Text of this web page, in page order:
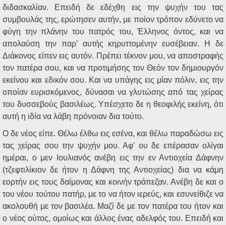
διδασκαλίαν. Επειδή δε εδέχθη εις την ψυχήν του τας
συμβουλάς της, ερώτησεν αυτήν, με ποίον τρόπον εδύνετο να
φύγη την πλάνην του πατρός του, Έλληνος όντος, και να
απολαύση την παρ’ αυτής κηρυττομένην ευσέβειαν. Η δε
Διάκονος είπεν εις αυτόν. Πρέπει τέκνον μου, να αποστραφής
τον πατέρα σου, και να προτιμήσης τον Θεόν τον δημιουργόν
εκείνου και εδικόν σου. Και να υπάγης εις μίαν πόλιν, εις την
οποίαν ευρισκόμενος, δύνασαι να γλυτώσης από τας χείρας
του δυσσεβούς βασιλέως. Υπέσχετο δε η θεοφιλής εκείνη, ότι
αυτή η ιδία να λάβη πρόνοιαν δια τούτο.
Ο δε νέος είπε. Θέλω έλθω εις εσένα, και θέλω παραδώσω εις
τας χείρας σου την ψυχήν μου. Αφ’ ου δε επέρασαν ολίγαι
ημέραι, ο μεν Ιουλιανός ανέβη εις την εν Αντιοχεία Δάφνην
(τζεφτιλίκιον δε ήτον η Δάφνη της Αντιοχείας) δια να κάμη
εορτήν εις τους δαίμονας και κοινήν τράπεζαν. Ανέβη δε και ο
του νέου τούτου πατήρ, με το να ήτον ιερεύς, και εσυνείθιζε να
ακολουθή με τον βασιλέα. Μαζί δε με τον πατέρα του ήτον και
ο νέος ούτος, ομοίως και άλλος ένας αδελφός του. Επειδή και